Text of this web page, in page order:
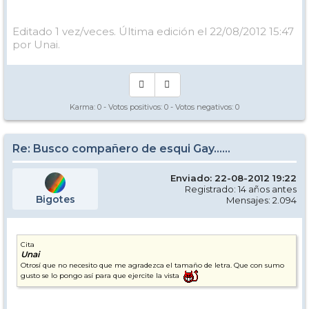
Editado 1 vez/veces. Última edición el 22/08/2012 15:47
por Unai.
Karma: 0 - Votos positivos: 0 - Votos negativos: 0
Re: Busco compañero de esqui Gay......
Bigotes
Enviado: 22-08-2012 19:22
Registrado: 14 años antes
Mensajes: 2.094
Cita
Unai
Otrosí que no necesito que me agradezca el tamaño de letra. Que con sumo
gusto se lo pongo así para que ejercite la vista